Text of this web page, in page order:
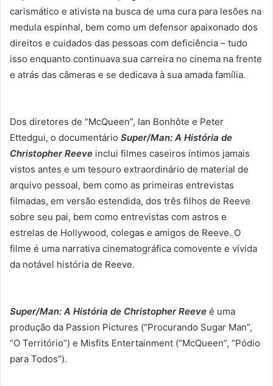
carismático e ativista na busca de uma cura para lesões na
medula espinhal, bem como um defensor apaixonado dos
direitos e cuidados das pessoas com deficiência – tudo
isso enquanto continuava sua carreira no cinema na frente
e atrás das câmeras e se dedicava à sua amada família.
Dos diretores de “McQueen”, Ian Bonhôte e Peter
Ettedgui, o documentário Super/Man: A História de
Christopher Reeve inclui filmes caseiros íntimos jamais
vistos antes e um tesouro extraordinário de material de
arquivo pessoal, bem como as primeiras entrevistas
filmadas, em versão estendida, dos três filhos de Reeve
sobre seu pai, bem como entrevistas com astros e
estrelas de Hollywood, colegas e amigos de Reeve. O
filme é uma narrativa cinematográfica comovente e vívida
da notável história de Reeve.
Super/Man: A História de Christopher Reeve é uma
produção da Passion Pictures (“Procurando Sugar Man”,
“O Território”) e Misfits Entertainment (“McQueen”, “Pódio
para Todos”).